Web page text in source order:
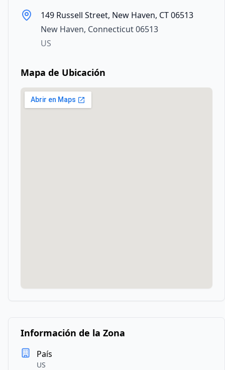
149 Russell Street, New Haven, CT 06513
New Haven, Connecticut06513
US
Mapa de Ubicación
Información de la Zona
País
US